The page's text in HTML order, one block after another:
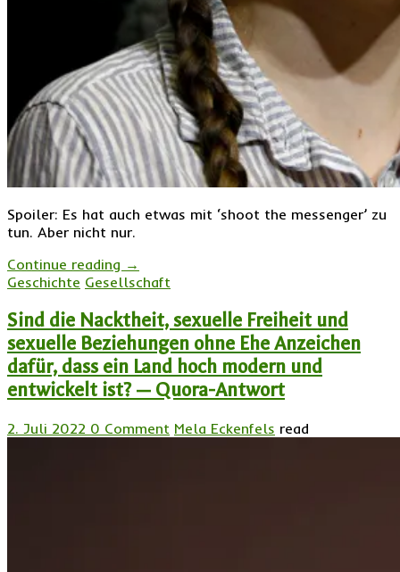
Spoiler: Es hat auch etwas mit ‘shoot the messenger’ zu
tun. Aber nicht nur.
Continue reading →
Geschichte Gesellschaft
Sind die Nacktheit, sexuelle Freiheit und
sexuelle Beziehungen ohne Ehe Anzeichen
dafür, dass ein Land hoch modern und
entwickelt ist? — Quora-Antwort
2. Juli 2022 0 Comment Mela Eckenfels read